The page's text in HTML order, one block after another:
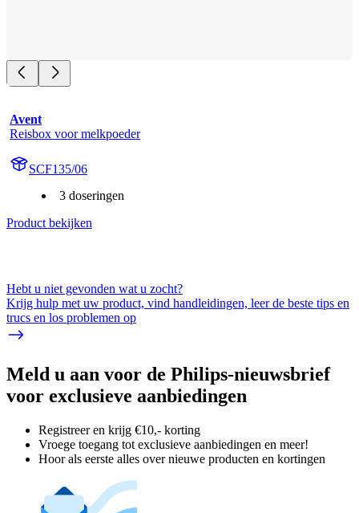
Avent
Reisbox voor melkpoeder
SCF135/06
3 doseringen
Product bekijken
Hebt u niet gevonden wat u zocht?
Krijg hulp met uw product, vind handleidingen, leer de beste tips en
trucs en los problemen op
Meld u aan voor de Philips-nieuwsbrief
voor exclusieve aanbiedingen
Registreer en krijg €10,- korting
Vroege toegang tot exclusieve aanbiedingen en meer!
Hoor als eerste alles over nieuwe producten en kortingen